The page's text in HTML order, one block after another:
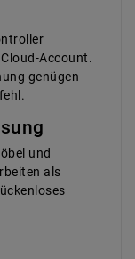
Account.
genügen
und
als